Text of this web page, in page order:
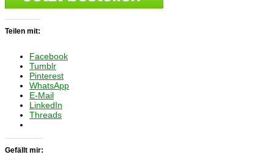
Teilen mit:
Facebook
Tumblr
Pinterest
WhatsApp
E-Mail
LinkedIn
Threads
Gefällt mir: